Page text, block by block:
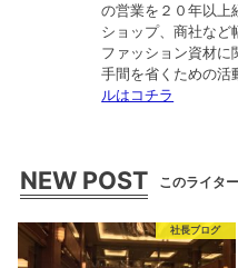
の営業を２０年以上
ショップ、商社など
ファッション資材に
手間を省くための
ルはコチラ
NEW POST このライタ
社長ブログ